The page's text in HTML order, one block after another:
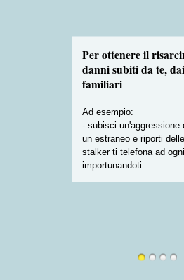
Per ottenere il
danni subiti da te,
familiari
Ad esempio:
- subisci un'aggressione
un estraneo e riporti
stalker ti telefona ad
importunandoti